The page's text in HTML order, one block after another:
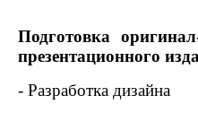
Подготовка
презентационного
- Разработка дизайна